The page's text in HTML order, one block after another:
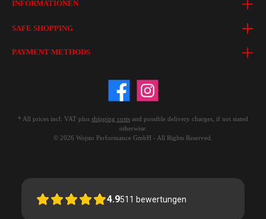
INFORMATIONEN
SAFE SHOPPING
PAYMENT METHODS
* All prices incl. VAT plus shipping costs and possible delivery charges, if not stated
otherwise.
© 2026 Wojsto Performance GmbH - All Rights Reserved.
4.9511 bewertungen